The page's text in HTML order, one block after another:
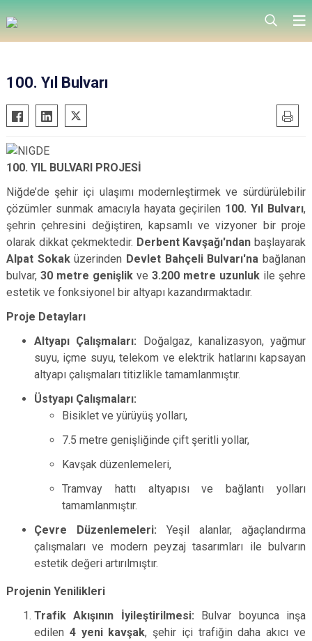
100. Yıl Bulvarı
100. YIL BULVARI PROJESİ
Niğde’de şehir içi ulaşımı modernleştirmek ve sürdürülebilir
çözümler sunmak amacıyla hayata geçirilen 100. Yıl Bulvarı,
şehrin çehresini değiştiren, kapsamlı ve vizyoner bir proje
olarak dikkat çekmektedir. Derbent Kavşağı'ndan başlayarak
Alpat Sokaküzerinden Devlet Bahçeli Bulvarı'na bağlanan
bulvar, 30 metre genişlik ve 3.200 metre uzunluk ile şehre
estetik ve fonksiyonel bir altyapı kazandırmaktadır.
Proje Detayları
Altyapı Çalışmaları: Doğalgaz, kanalizasyon, yağmur
suyu, içme suyu, telekom ve elektrik hatlarını kapsayan
altyapı çalışmaları titizlikle tamamlanmıştır.
Üstyapı Çalışmaları:
Bisiklet ve yürüyüş yolları,
7.5 metre genişliğinde çift şeritli yollar,
Kavşak düzenlemeleri,
Tramvay hattı altyapısı ve bağlantı yolları
tamamlanmıştır.
Çevre Düzenlemeleri: Yeşil alanlar, ağaçlandırma
çalışmaları ve modern peyzaj tasarımları ile bulvarın
estetik değeri artırılmıştır.
Projenin Yenilikleri
Trafik Akışının İyileştirilmesi: Bulvar boyunca inşa
edilen 4 yeni kavşak, şehir içi trafiğin daha akıcı ve